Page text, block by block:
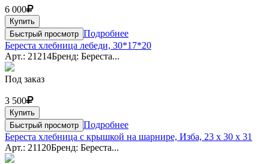
6 000
Купить
Быстрый просмотр Подробнее
Береста хлебница лебеди, 30*17*20
Арт.: 21214Бренд: Береста...
Под заказ
3 500
Купить
Быстрый просмотр Подробнее
Береста хлебница с крышкой на шарнире, Изба, 23 x 30 x 31
Арт.: 21120Бренд: Береста...